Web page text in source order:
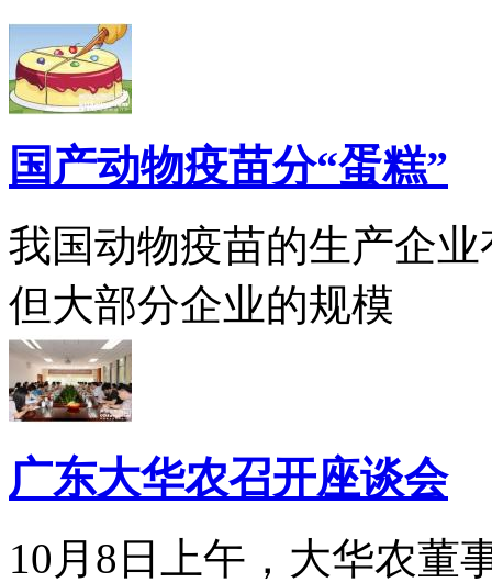
国产动物疫苗分“蛋糕”
我国动物疫苗的生产企
但大部分企业的规模
广东大华农召开座谈会
10月8日上午，大华农董